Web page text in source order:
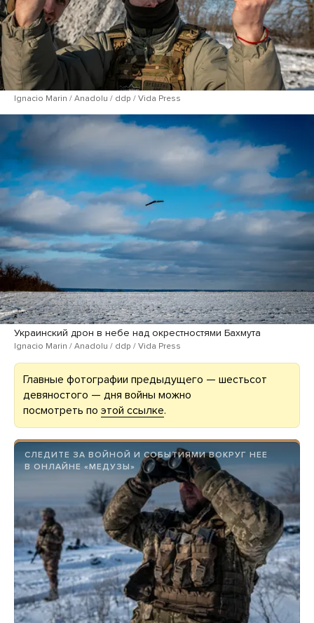
Ignacio Marin / Anadolu / ddp / Vida Press
Украинский дрон в небе над окрестностями Бахмута
Ignacio Marin / Anadolu / ddp / Vida Press
Главные фотографии предыдущего — шестьсот
девяностого — дня войны можно
посмотреть по этой ссылке.
СЛЕДИТЕ ЗА ВОЙНОЙ И СОБЫТИЯМИ ВОКРУГ НЕЕ
В ОНЛАЙНЕ «МЕДУЗЫ»